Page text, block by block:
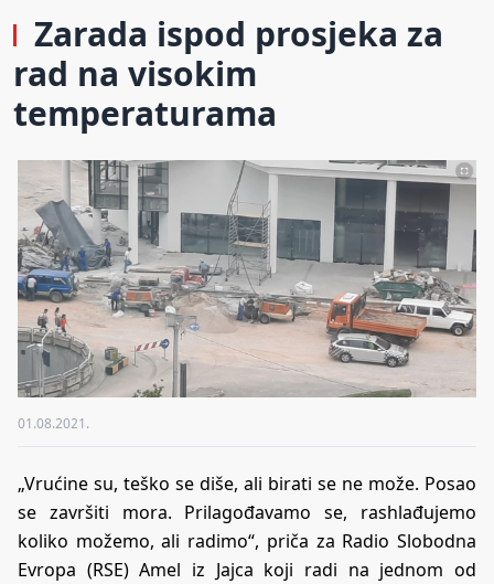
Zarada ispod prosjeka za
rad na visokim
temperaturama
01.08.2021.
„Vrućine su, teško se diše, ali birati se ne može. Posao
se završiti mora. Prilagođavamo se, rashlađujemo
koliko možemo, ali radimo“, priča za Radio Slobodna
Evropa (RSE) Amel iz Jajca koji radi na jednom od